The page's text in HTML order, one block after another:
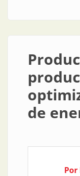
de
Por